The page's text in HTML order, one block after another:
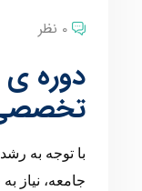
0 نظر
دوره
با توجه به
جامعه، نیاز